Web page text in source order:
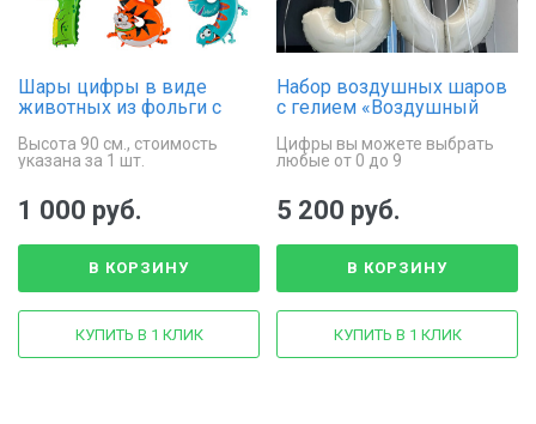
Шары цифры в виде
животных из фольги с
Высота 90 см., стоимость
указана за 1 шт.
1 000 руб.
В КОРЗИНУ
КУПИТЬ В 1 КЛИК
Набор воздушных шаров
с гелием «Воздушный
Цифры вы можете выбрать
любые от 0 до 9
5 200 руб.
В КОРЗИНУ
КУПИТЬ В 1 КЛИК